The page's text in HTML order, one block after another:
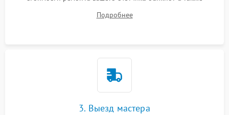
Подробнее
3. Выезд мастера